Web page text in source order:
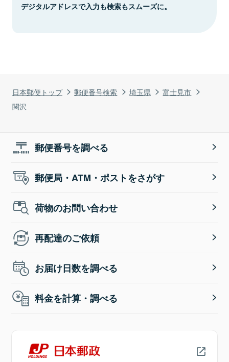
日本郵便トップ 郵便番号検索 埼玉県
富士見市
関沢
デジタルアドレスで入力も検索もスムーズに。
郵便番号を調べる
郵便局・ATM・ポストをさがす
荷物のお問い合わせ
再配達のご依頼
お届け日数を調べる
料金を計算・調べる